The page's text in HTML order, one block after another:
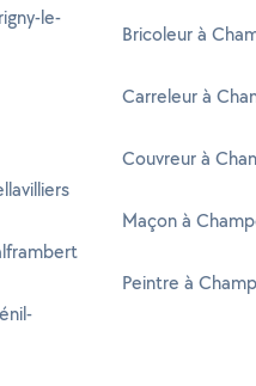
le-
Bricoleur à
Carreleur à
Couvreur à
Maçon à
Peintre à